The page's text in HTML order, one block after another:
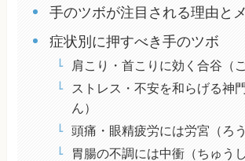
手のツボが注目される理由と
症状別に押すべき手のツボ
肩こり・首こりに効く合谷（
ストレス・不安を和らげる神
ん）
頭痛・眼精疲労には労宮（ろ
胃腸の不調には中衝（ちゅうし